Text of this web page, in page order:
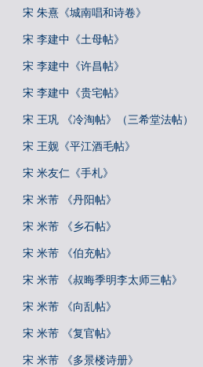
宋 朱熹《城南唱和诗卷》
宋 李建中《土母帖》
宋 李建中《许昌帖》
宋 李建中《贵宅帖》
宋 王巩 《冷淘帖》（三希堂法帖）
宋 王觌《平江酒毛帖》
宋 米友仁《手札》
宋 米芾 《丹阳帖》
宋 米芾 《乡石帖》
宋 米芾 《伯充帖》
宋 米芾 《叔晦季明李太师三帖》
宋 米芾 《向乱帖》
宋 米芾 《复官帖》
宋 米芾 《多景楼诗册》